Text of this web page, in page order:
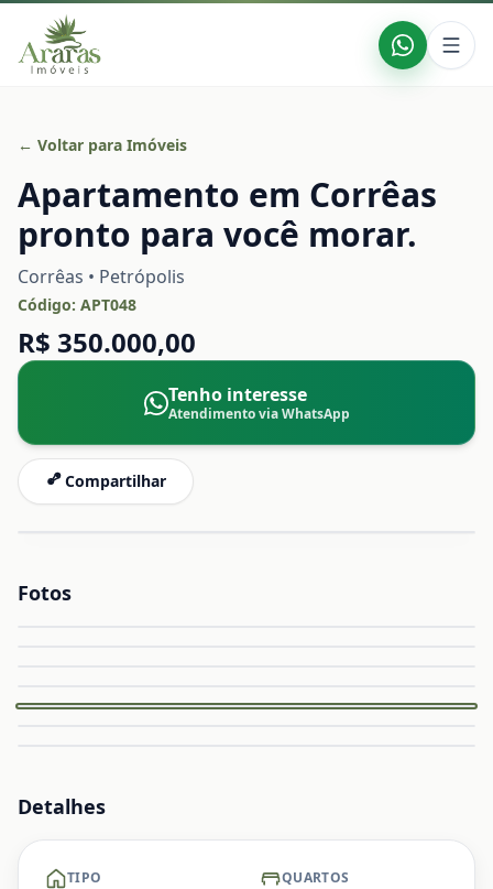
← Voltar para Imóveis
Apartamento em Corrêas
pronto para você morar.
Corrêas • Petrópolis
Código: APT048
R$ 350.000,00
Tenho interesse
Atendimento via WhatsApp
Compartilhar
Fotos
Ampliar
Detalhes
TIPO QUARTOS